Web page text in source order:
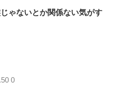
ゃないとか関係ない気がす
0